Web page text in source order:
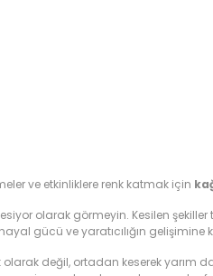
ve etkinliklere renk katmak için
olarak görmeyin. Kesilen
gücü ve yaratıcılığın gelişimine
değil, ortadan keserek yarım